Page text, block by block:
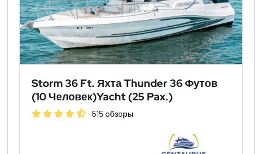
Storm 36 Ft. Яхта Thunder 36 Футов
(10 Человек)Yacht (25 Pax.)
615 обзоры